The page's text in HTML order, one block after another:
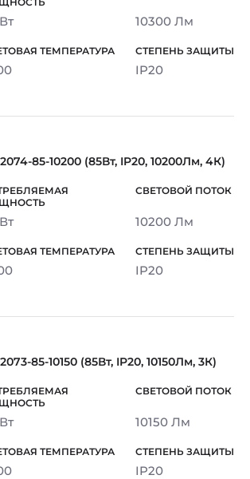
10300 Лм
IP20
85-10200 (85Вт, IP20, 10200Лм, 4К)
10200 Лм
IP20
85-10150 (85Вт, IP20, 10150Лм, 3К)
10150 Лм
IP20